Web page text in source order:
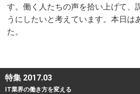
す。働く人たちの声を拾い上げて、
うにしたいと考えています。本日は
た。
特集 2017.03
IT業界の働き方を変える